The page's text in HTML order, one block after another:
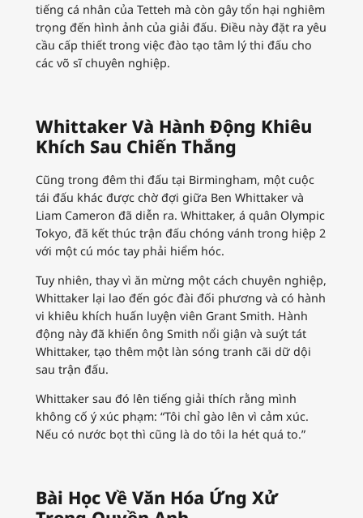
tiếng cá nhân của Tetteh mà còn gây tổn hại nghiêm
trọng đến hình ảnh của giải đấu. Điều này đặt ra yêu
cầu cấp thiết trong việc đào tạo tâm lý thi đấu cho
các võ sĩ chuyên nghiệp.
Whittaker Và Hành Động Khiêu
Khích Sau Chiến Thắng
Cũng trong đêm thi đấu tại Birmingham, một cuộc
tái đấu khác được chờ đợi giữa Ben Whittaker và
Liam Cameron đã diễn ra. Whittaker, á quân Olympic
Tokyo, đã kết thúc trận đấu chóng vánh trong hiệp 2
với một cú móc tay phải hiểm hóc.
Tuy nhiên, thay vì ăn mừng một cách chuyên nghiệp,
Whittaker lại lao đến góc đài đối phương và có hành
vi khiêu khích huấn luyện viên Grant Smith. Hành
động này đã khiến ông Smith nổi giận và suýt tát
Whittaker, tạo thêm một làn sóng tranh cãi dữ dội
sau trận đấu.
Whittaker sau đó lên tiếng giải thích rằng mình
không cố ý xúc phạm: “Tôi chỉ gào lên vì cảm xúc.
Nếu có nước bọt thì cũng là do tôi la hét quá to.”
Bài Học Về Văn Hóa Ứng Xử